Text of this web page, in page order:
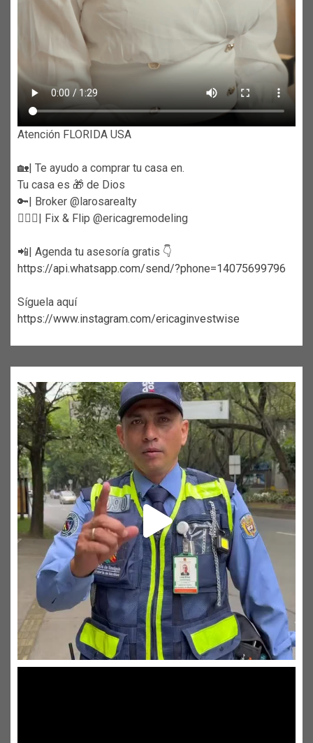
Atención FLORIDA USA
🏡| Te ayudo a comprar tu casa en.
Tu casa es 🎁 de Dios
🔑| Broker @larosarealty
👷🏼‍♀️| Fix & Flip @ericagremodeling
📲| Agenda tu asesoría gratis 👇
https://api.whatsapp.com/send/?phone=14075699796
Síguela aquí
https://www.instagram.com/ericaginvestwise